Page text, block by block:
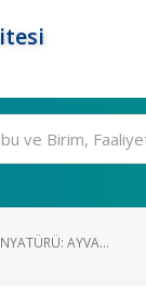
AYVA...